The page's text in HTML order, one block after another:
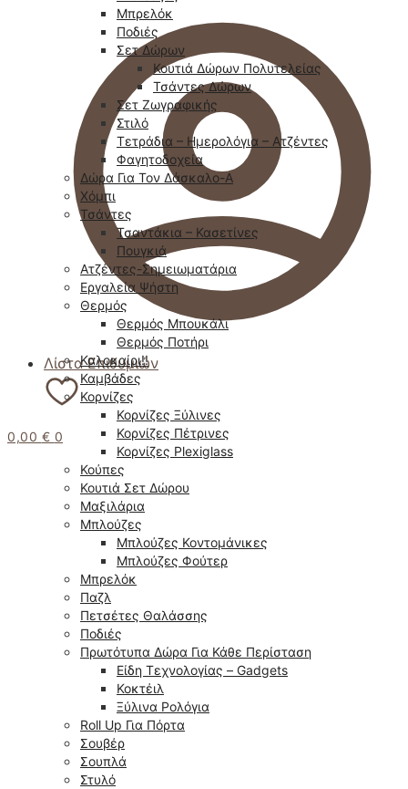
Λίστα Επιθυμιών
0,00 € 0
Μπρελόκ
Ποδιές
Σετ Δώρων
Κουτιά Δώρων Πολυτελείας
Τσάντες Δώρων
Σετ Ζωγραφικής
Στιλό
Τετράδια – Ημερολόγια – Ατζέντες
Φαγητοδοχεία
Δώρα Για Τον Δάσκαλο-Α
Χόμπι
Τσάντες
Τσαντάκια – Κασετίνες
Πουγκιά
Ατζέντες-Σημειωματάρια
Εργαλεία Ψήστη
Θερμός
Θερμός Μπουκάλι
Θερμός Ποτήρι
Καλοκαίρι!!
Καμβάδες
Κορνίζες
Κορνίζες Ξύλινες
Κορνίζες Πέτρινες
Κορνίζες Plexiglass
Κούπες
Κουτιά Σετ Δώρου
Μαξιλάρια
Μπλούζες
Μπλούζες Κοντομάνικες
Μπλούζες Φούτερ
Μπρελόκ
Παζλ
Πετσέτες Θαλάσσης
Ποδιές
Πρωτότυπα Δώρα Για Κάθε Περίσταση
Είδη Τεχνολογίας – Gadgets
Κοκτέιλ
Ξύλινα Ρολόγια
Roll Up Για Πόρτα
Σουβέρ
Σουπλά
Στυλό